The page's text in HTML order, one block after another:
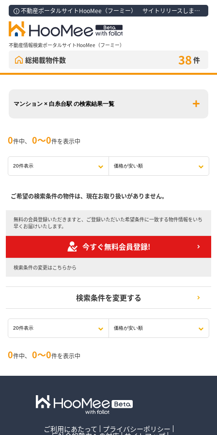
不動産ポータルサイトHooMee（フーミー） サイトリリースしました！
不動産情報検索ポータルサイトHooMee（フーミー）
総掲載物件数 38 件
マンション × 白糸台駅 の検索結果一覧
0件中、 0〜0件を表示中
ご希望の検索条件の物件は、現在お取り扱いがありません。
無料の会員登録いただきますと、ご登録いただいた希望条件に一致する物件情報をいち
早くお届けいたします。
今すぐ無料会員登録!
検索条件の変更はこちらから
検索条件を変更する
0件中、 0〜0件を表示中
ご利用にあたって プライバシーポリシー